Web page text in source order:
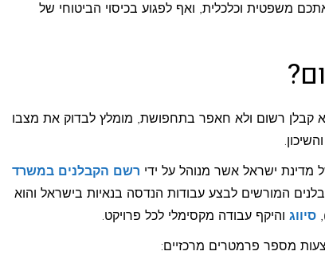
משפטית וכלכלית, ואף לפגוע בכיסוי הביטוחי של
קבלן רשום ולא חאפר בתחפושת, מומלץ לבדוק את מצבו
מדינת ישראל אשר מנוהל על ידי רשם הקבלנים במשרד
המורשים לבצע עבודות הנדסה בנאיות בישראל והוא
סיווג והיקף עבודה מקסימלי לכל פרויקט.
מספר פרמטרים מרכזיים: